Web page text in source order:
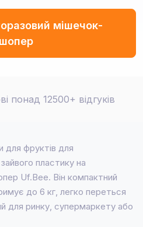
мішечок-
шопер
понад 12500+ відгуків
для фруктів для
пластику на
Uf.Bee. Він компактний
до 6 кг, легко переться
для ринку, супермаркету або